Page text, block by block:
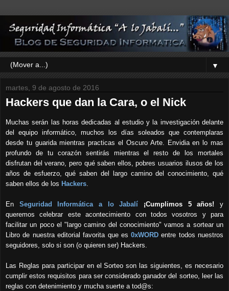
▼
martes, 9 de agosto de 2016
Hackers que dan la Cara, o el Nick
Muchas serán las horas dedicadas al estudio y la investigación delante
del equipo informático, muchos los días soleados que contemplaras
desde tu guarida mientras practicas el Oscuro Arte. Envidia en lo mas
profundo de tu corazón sentirás mientras el resto de los mortales
disfrutan del verano, pero qué saben ellos, pobres usuarios ilusos de los
años de esfuerzo, qué saben del largo camino del conocimiento, qué
saben ellos de los Hackers.
En Seguridad Informática a lo Jabalí ¡Cumplimos 5 años! y
queremos celebrar este acontecimiento con todos vosotros y para
facilitar un poco el "largo camino del conocimiento" vamos a sortear un
Libro de nuestra editorial favoritaque es 0xWORD entre todos nuestros
seguidores, solo si son (o quieren ser) Hackers.
Las Reglas para participar en el Sorteo son las siguientes, es necesario
cumplir estosrequisitos para ser considerado ganador del sorteo, leer las
reglas con detenimiento y mucha suerte a tod@s: